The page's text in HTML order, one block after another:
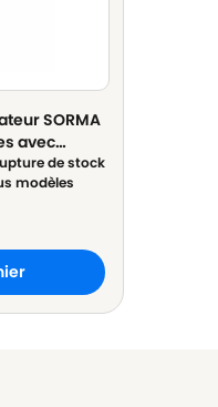
SORMA
avec
chromé - ø
de stock
modèles